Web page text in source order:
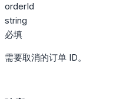
orderId
string
必填
需要取消的订单 ID。